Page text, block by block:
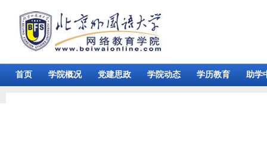
首页 学院概况 党建思政 学院动态 学历教育 助学